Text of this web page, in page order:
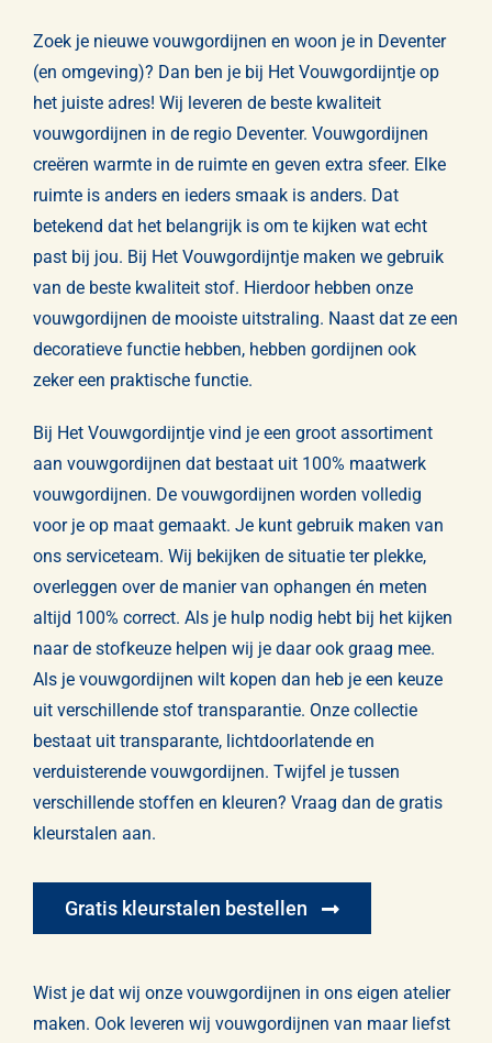
Opmeten & Instructies
FAQ
Referenties
Zoek je nieuwe vouwgordijnen en woon je in Deventer
(en omgeving)? Dan ben je bij Het Vouwgordijntje op
het juiste adres! Wij leveren de beste kwaliteit
vouwgordijnen in de regio Deventer. Vouwgordijnen
creëren warmte in de ruimte en geven extra sfeer. Elke
ruimte is anders en ieders smaak is anders. Dat
betekend dat het belangrijk is om te kijken wat echt
past bij jou. Bij Het Vouwgordijntje maken we gebruik
van de beste kwaliteit stof. Hierdoor hebben onze
vouwgordijnen de mooiste uitstraling. Naast dat ze een
decoratieve functie hebben, hebben gordijnen ook
zeker een praktische functie.
Bij Het Vouwgordijntje vind je een groot assortiment
aan vouwgordijnen dat bestaat uit 100% maatwerk
vouwgordijnen. De vouwgordijnen worden volledig
voor je op maat gemaakt. Je kunt gebruik maken van
ons serviceteam. Wij bekijken de situatie ter plekke,
overleggen over de manier van ophangen én meten
altijd 100% correct. Als je hulp nodig hebt bij het kijken
naar de stofkeuze helpen wij je daar ook graag mee.
Als je vouwgordijnen wilt kopen dan heb je een keuze
uit verschillende stof transparantie. Onze collectie
bestaat uit transparante, lichtdoorlatendeen
verduisterendevouwgordijnen. Twijfel je tussen
verschillende stoffen en kleuren? Vraag dan de gratis
kleurstalen aan.
Gratis kleurstalen bestellen
Wist je dat wij onze vouwgordijnen in ons eigen atelier
maken. Ook leveren wij vouwgordijnen van maar liefst